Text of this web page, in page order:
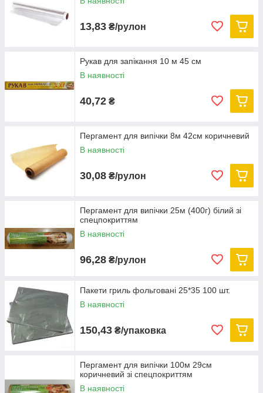
13,83 ₴/рулон
Рукав для запікання 10 м 45 см
В наявності
40,72 ₴
Пергамент для випічки 8м 42см коричневий
В наявності
30,08 ₴/рулон
Пергамент для випічки 25м (400г) білий зі
спецпокриттям
В наявності
96,28 ₴/рулон
Пакети гриль фольговані 25*35 100 шт.
В наявності
150,43 ₴/упаковка
Пергамент для випічки 100м 29см
коричневий зі спецпокриттям
В наявності